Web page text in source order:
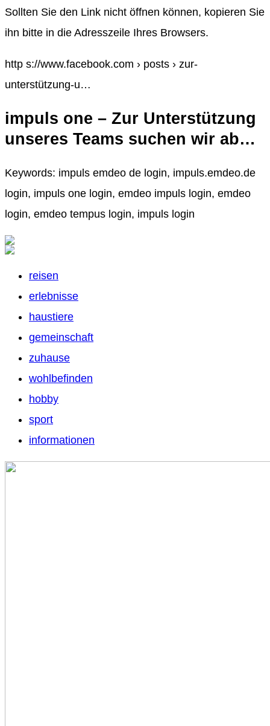
Sollten Sie den Link nicht öffnen können, kopieren Sie
ihn bitte in die Adresszeile Ihres Browsers.
http s://www.facebook.com › posts › zur-
unterstützung-u…
impuls one – Zur Unterstützung
unseres Teams suchen wir ab…
Keywords: impuls emdeo de login, impuls.emdeo.de
login, impuls one login, emdeo impuls login, emdeo
login, emdeo tempus login, impuls login
reisen
erlebnisse
haustiere
gemeinschaft
zuhause
wohlbefinden
hobby
sport
informationen